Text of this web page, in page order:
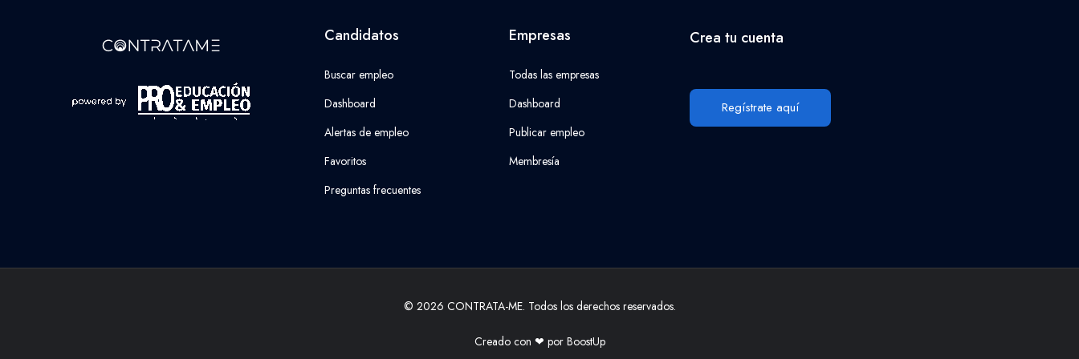
Candidatos
Buscar empleo
Dashboard
Alertas de empleo
Favoritos
Preguntas frecuentes
Empresas
Todas las empresas
Dashboard
Publicar empleo
Membresía
Crea tu cuenta
Regístrate aquí
© 2026 CONTRATA-ME. Todos los derechos reservados.
Creado con ❤ por BoostUp